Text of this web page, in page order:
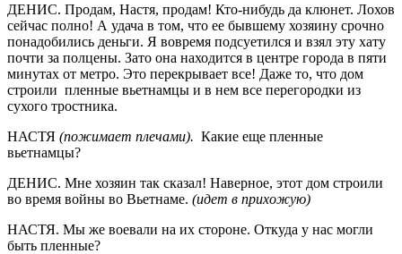
ДЕНИС. Продам, Настя, продам! Кто-нибудь да клюнет. Лохов
сейчас полно! А удача в том, что ее бывшему хозяину срочно
понадобились деньги. Я вовремя подсуетился и взял эту хату
почти за полцены. Зато она находится в центре города в пяти
минутах от метро. Это перекрывает все! Даже то, что дом
строили пленные вьетнамцы и в нем все перегородки из
сухого тростника.
НАСТЯ (пожимает плечами). Какие еще пленные
вьетнамцы?
ДЕНИС. Мне хозяин так сказал! Наверное, этот дом строили
во время войны во Вьетнаме. (идет в прихожую)
НАСТЯ. Мы же воевали на их стороне. Откуда у нас могли
быть пленные?